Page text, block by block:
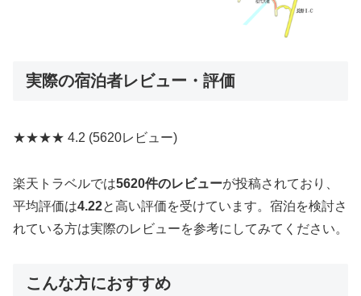
実際の宿泊者レビュー・評価
★★★★ 4.2 (5620レビュー)
楽天トラベルでは5620件のレビューが投稿されており、
平均評価は4.22と高い評価を受けています。宿泊を検討さ
れている方は実際のレビューを参考にしてみてください。
こんな方におすすめ